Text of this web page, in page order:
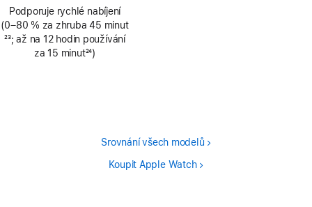
Podporuje rychlé nabíjení
(0–80 % za zhruba 45 minut
Poznámka
23; až na 12 hodin používání
za 15 minut24)
Srovnání všech modelů
Koupit Apple Watch